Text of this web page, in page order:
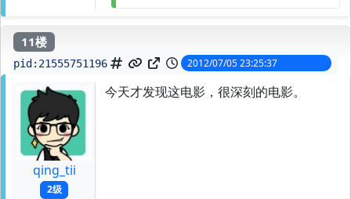
11楼
pid: 21555751196 2012/07/05 23:25:37
qing_tii
2级
今天才发现这电影，很深刻的电影。